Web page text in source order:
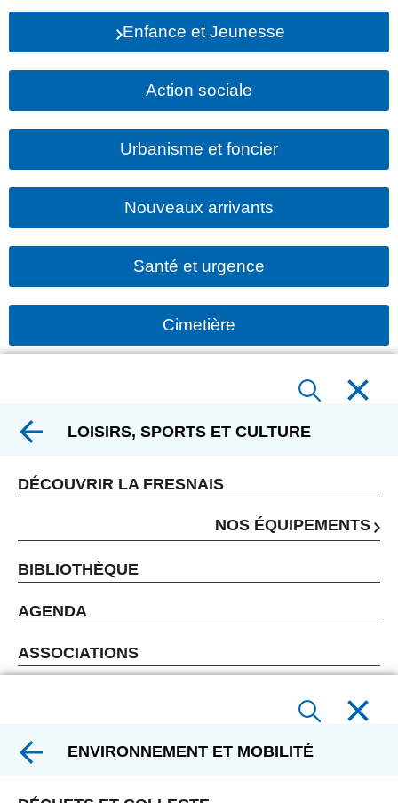
Enfance et Jeunesse
Action sociale
Urbanisme et foncier
Nouveaux arrivants
Santé et urgence
Cimetière
LOISIRS, SPORTS ET CULTURE
DÉCOUVRIR LA FRESNAIS
NOS ÉQUIPEMENTS
BIBLIOTHÈQUE
AGENDA
ASSOCIATIONS
ENVIRONNEMENT ET MOBILITÉ